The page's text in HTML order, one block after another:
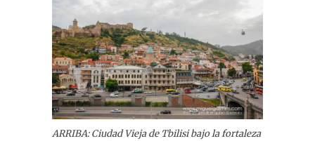
ARRIBA: Ciudad Vieja de Tbilisi bajo la fortaleza